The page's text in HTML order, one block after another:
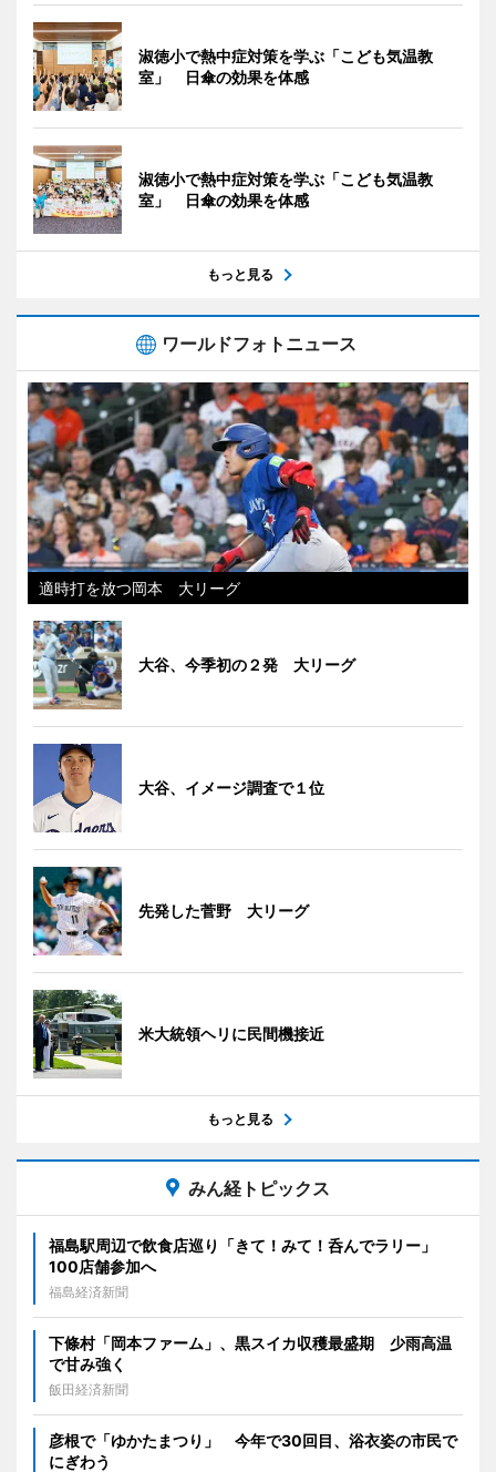
淑徳小で熱中症対策を学ぶ「こども気温教
室」 日傘の効果を体感
淑徳小で熱中症対策を学ぶ「こども気温教
室」 日傘の効果を体感
もっと見る
ワールドフォトニュース
適時打を放つ岡本 大リーグ
大谷、今季初の２発 大リーグ
大谷、イメージ調査で１位
先発した菅野 大リーグ
米大統領ヘリに民間機接近
もっと見る
みん経トピックス
福島駅周辺で飲食店巡り「きて！みて！呑んでラリー」
100店舗参加へ
福島経済新聞
下條村「岡本ファーム」、黒スイカ収穫最盛期 少雨高温
で甘み強く
飯田経済新聞
彦根で「ゆかたまつり」 今年で30回目、浴衣姿の市民で
にぎわう